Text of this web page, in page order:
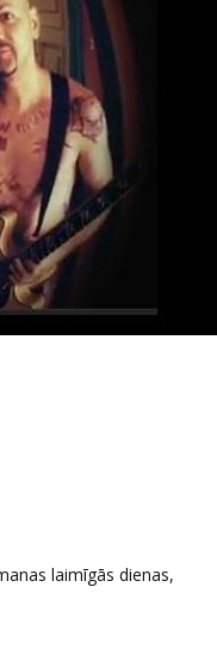
laimīgās dienas,